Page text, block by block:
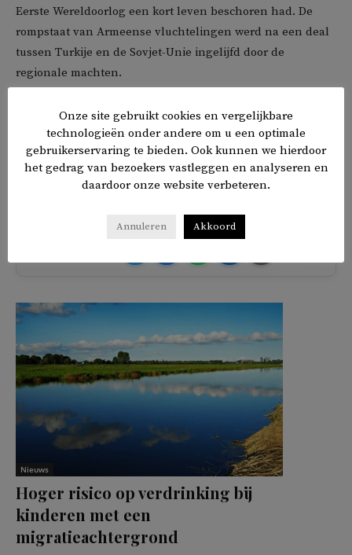
Eerste Wereldoorlog een kort leven beschoren had. De
rompstaat van Armeense vluchtelingen werd na een deal
tussen Turkije en de Sovjet-Unie ingelijfd door de
regionale machten.
Ook het 14-delige bundelwerkArmenians from Ancient to
Modern Timesmet hem als eindredacteur is beroemd en
wordt door historici vandaag de nog als naslagwerk
gebruikt.
Nieuws
Hoger risico op verdrinking bij
kinderen met een
migratieachtergrond
Onze site gebruikt cookies en vergelijkbare
technologieën onder andere om u een optimale
gebruikerservaring te bieden. Ook kunnen we hierdoor
het gedrag van bezoekers vastleggen en analyseren en
daardoor onze website verbeteren.
Annuleren Akkoord